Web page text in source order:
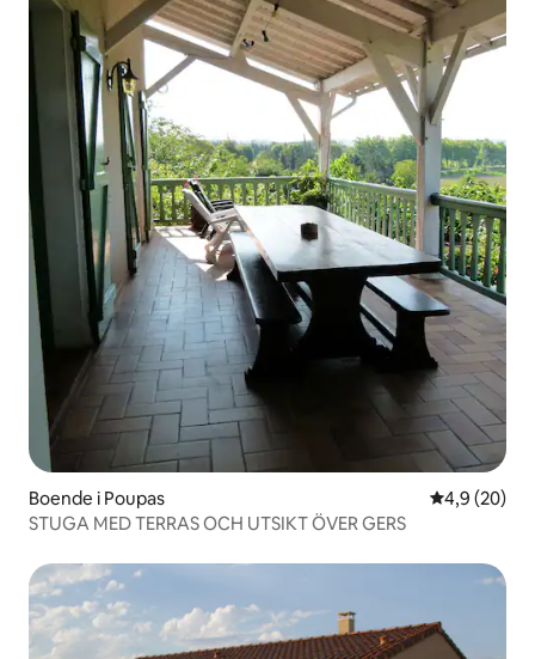
Boende i Poupas 4,9 av 5 i
4,9 (20)
STUGA MED TERRAS OCH UTSIKT ÖVER GERS